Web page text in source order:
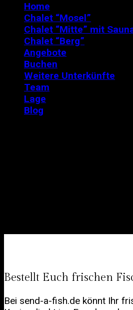
Home
Chalet “Mosel”
Chalet “Mitte” mit
Chalet “Berg”
Angebote
Buchen
Weitere Unterkünfte
Team
Lage
Blog
Bestellt Euch frischen
Bei send-a-fish.de könnt Ihr